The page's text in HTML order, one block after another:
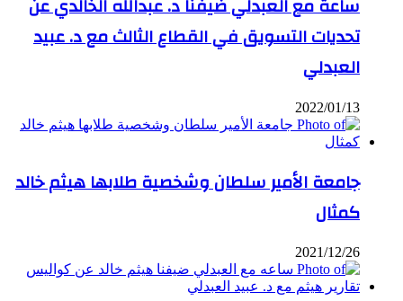
ساعة مع العبدلي ضيفنا د. عبدالله الخالدي عن
تحديات التسويق في القطاع الثالث مع د. عبيد
العبدلي
2022/01/13
جامعة الأمير سلطان وشخصية طلابها هيثم خالد
كمثال
2021/12/26